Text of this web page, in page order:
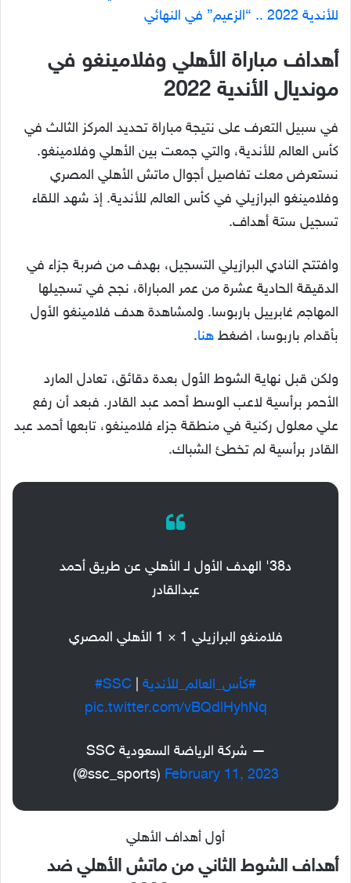
للأندية 2022 .. “الزعيم” في النهائي
أهداف مباراة الأهلي وفلامينغو في
مونديال الأندية 2022
في سبيل التعرف على نتيجة مباراة تحديد المركز الثالث في
كأس العالم للأندية، والتي جمعت بين الأهلي وفلامينغو.
نستعرض معك تفاصيل أجوال ماتش الأهلي المصري
وفلامينغو البرازيلي في كأس العالم للأندية. إذ شهد اللقاء
تسجيل ستة أهداف.
وافتتح النادي البرازيلي التسجيل، بهدف من ضربة جزاء في
الدقيقة الحادية عشرة من عمر المباراة، نجح في تسجيلها
المهاجم غابرييل باربوسا. ولمشاهدة هدف فلامينغو الأول
بأقدام باربوسا، اضغط هنا.
ولكن قبل نهاية الشوط الأول بعدة دقائق، تعادل المارد
الأحمر برأسية لاعب الوسط أحمد عبد القادر. فبعد أن رفع
علي معلول ركنية في منطقة جزاء فلامينغو، تابعها أحمد عبد
القادر برأسية لم تخطئ الشباك.
د38' الهدف الأول لـ الأهلي عن طريق أحمد
عبدالقادر
فلامنغو البرازيلي 1 × 1 الأهلي المصري
#كأس_العالم_للأندية
#SSC
pic.twitter.com/vBQdlHyhNq
— شركة الرياضة السعودية SSC
(@ssc_sports) February 11, 2023
أول أهداف الأهلي
أهداف الشوط الثاني من ماتش الأهلي ضد